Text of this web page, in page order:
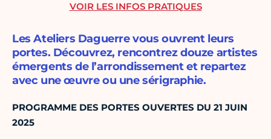
Les Ateliers Daguerre vous ouvrent leurs
portes. Découvrez, rencontrez douze artistes
émergents de l’arrondissement et repartez
avec une œuvre ou une sérigraphie.
PROGRAMME DES PORTES OUVERTES DU 21 JUIN
2025
VOIR LES INFOS PRATIQUES